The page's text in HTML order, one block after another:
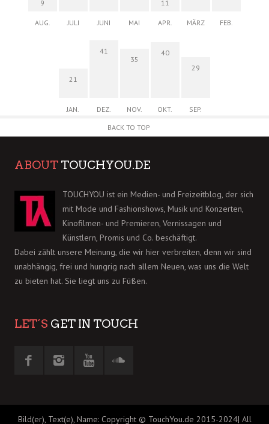
9
AUG. JULI JUNI MAI
11
APR. MÄRZ FEB.
21
JAN.
41
DEZ.
35
NOV.
40
OKT.
29
SEP.
BACK TO TOP
ABOUT TOUCHYOU.DE
TOUCHYOU ist ein Medien- und Freizeitblog, der sich
mit Mode und Fashionshows, Musik und Konzerten,
Kinofilmen- und Premieren, Vernissagen und
Künstlern, Promis und Co. beschäftigt.
Dabei zählt unsere Meinung, die wir hier verbreiten, denn wir sind
unabhängig, frei und hungrig nach allem Neuen, was uns die Welt
zu bieten hat. Sie liegt uns zu Füßen.
LET´S GET IN TOUCH
Bild(er), Text(e), Name: Copyright © TouchYou.de 2015-2024| All